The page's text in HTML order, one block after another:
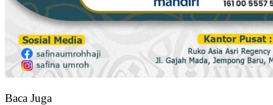
Baca Juga